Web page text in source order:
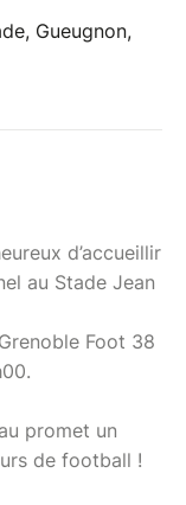
Gueugnon,
d’accueillir
au Stade Jean
Foot 38
promet un
de football !